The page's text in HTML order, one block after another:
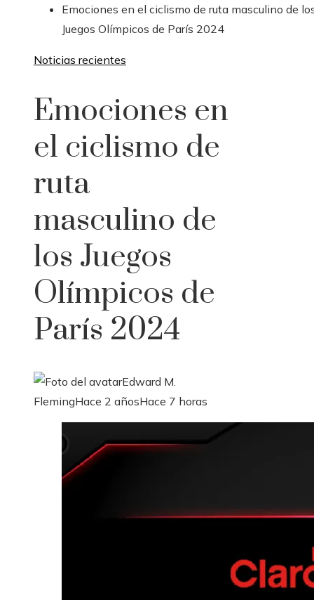
Emociones en el ciclismo de ruta masculino de
Juegos Olímpicos de París 2024
Noticias recientes
Emociones en
el ciclismo de
ruta
masculino de
los Juegos
Olímpicos de
París 2024
Edward M.
FlemingHace 2 añosHace 7 horas